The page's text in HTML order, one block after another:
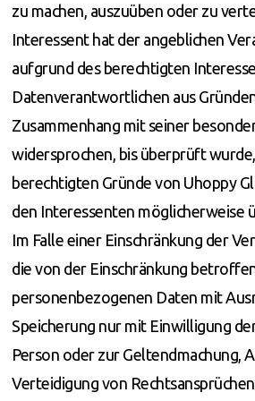
zu machen, auszuüben oder zu
Interessent hat der angeblichen
aufgrund des berechtigten
Datenverantwortlichen aus
Zusammenhang mit seiner
widersprochen, bis überprüft
berechtigten Gründe von Uhoppy
den Interessenten möglicherweise
Im Falle einer Einschränkung der
die von der Einschränkung
personenbezogenen Daten mit
Speicherung nur mit Einwilligung
Person oder zur Geltendmachung,
Verteidigung von